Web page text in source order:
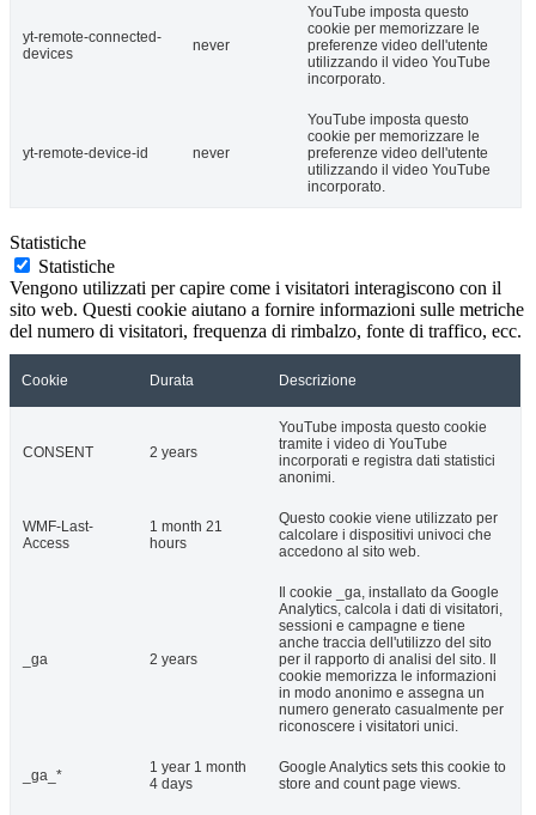
yt-remote-connected-
devices
never
YouTube imposta questo
cookie per memorizzare le
preferenze video dell'utente
utilizzando il video YouTube
incorporato.
yt-remote-device-id never
YouTube imposta questo
cookie per memorizzare le
preferenze video dell'utente
utilizzando il video YouTube
incorporato.
Statistiche
Statistiche
Vengono utilizzati per capire come i visitatori interagiscono con il
sito web. Questi cookie aiutano a fornire informazioni sulle metriche
del numero di visitatori, frequenza di rimbalzo, fonte di traffico, ecc.
Cookie Durata Descrizione
CONSENT 2 years
YouTube imposta questo cookie
tramite i video di YouTube
incorporati e registra dati statistici
anonimi.
WMF-Last-
Access
1 month 21
hours
Questo cookie viene utilizzato per
calcolare i dispositivi univoci che
accedono al sito web.
_ga 2 years
Il cookie _ga, installato da Google
Analytics, calcola i dati di visitatori,
sessioni e campagne e tiene
anche traccia dell'utilizzo del sito
per il rapporto di analisi del sito. Il
cookie memorizza le informazioni
in modo anonimo e assegna un
numero generato casualmente per
riconoscere i visitatori unici.
_ga_*
1 year 1 month
4 days
Google Analytics sets this cookie to
store and count page views.